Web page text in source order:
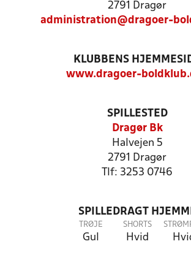
2791 Dragør
administration@dragoer-
KLUBBENS
www.dragoer-
SPILLESTED
Dragør Bk
Halvejen 5
2791 Dragør
Tlf: 3253 0746
SPILLEDRAGT
TRØJE
Gul
SHORTS
Hvid